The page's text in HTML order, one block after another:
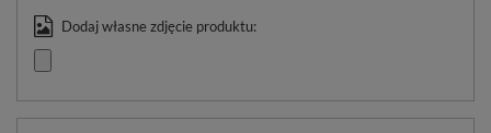
Dodaj własne zdjęcie produktu: